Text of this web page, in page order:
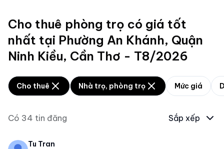
Cho thuê phòng trọ có giá tốt
nhất tại Phường An Khánh, Quận
Ninh Kiều, Cần Thơ - T8/2026
Cho thuê Nhà trọ, phòng trọ Mức giá
Có 34 tin đăng Sắp xếp
Tu Tran